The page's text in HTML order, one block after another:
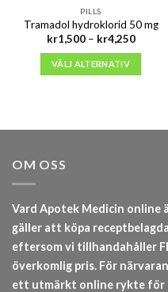
PILLS
Tramadol hydroklorid 50 mg
kr1,500 – kr4,250
VÄLJ ALTERNATIV
OM OSS
Vard Apotek Medicin
gäller att köpa
eftersom vi tillhandahåller
överkomlig pris. För
ett utmärkt online rykte för